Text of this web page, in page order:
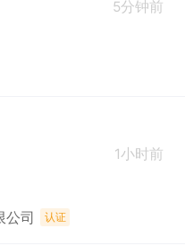
5分钟前
1小时前
公司 认证